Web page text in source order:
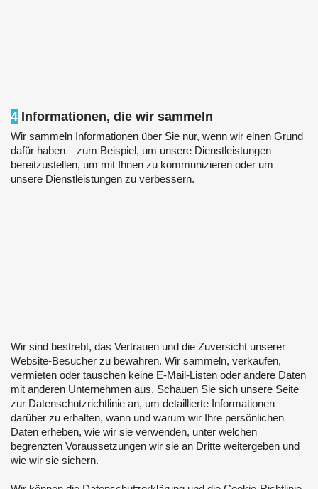
4 Informationen, die wir sammeln
Wir sammeln Informationen über Sie nur, wenn wir einen Grund
dafür haben – zum Beispiel, um unsere Dienstleistungen
bereitzustellen, um mit Ihnen zu kommunizieren oder um
unsere Dienstleistungen zu verbessern.
Wir sind bestrebt, das Vertrauen und die Zuversicht unserer
Website-Besucher zu bewahren. Wir sammeln, verkaufen,
vermieten oder tauschen keine E-Mail-Listen oder andere Daten
mit anderen Unternehmen aus. Schauen Sie sich unsere Seite
zur Datenschutzrichtlinie an, um detaillierte Informationen
darüber zu erhalten, wann und warum wir Ihre persönlichen
Daten erheben, wie wir sie verwenden, unter welchen
begrenzten Voraussetzungen wir sie an Dritte weitergeben und
wie wir sie sichern.